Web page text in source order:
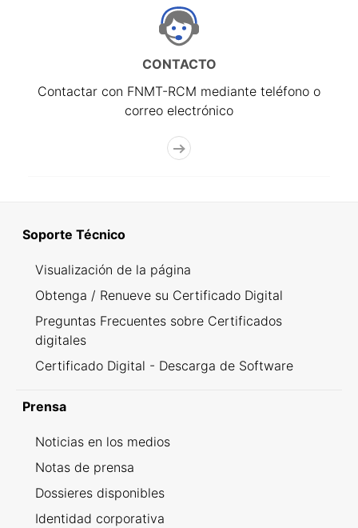
CONTACTO
Contactar con FNMT-RCM mediante teléfono o
correo electrónico
Soporte Técnico
Visualización de la página
Obtenga / Renueve su Certificado Digital
Preguntas Frecuentes sobre Certificados
digitales
Certificado Digital - Descarga de Software
Prensa
Noticias en los medios
Notas de prensa
Dossieres disponibles
Identidad corporativa